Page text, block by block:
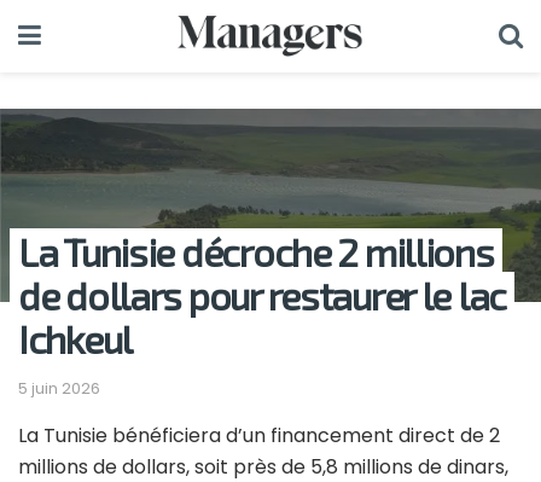
La Tunisie décroche 2 millions
de dollars pour restaurer le lac
Ichkeul
5 juin 2026
La Tunisie bénéficiera d’un financement direct de 2
millions de dollars, soit près de 5,8 millions de dinars,